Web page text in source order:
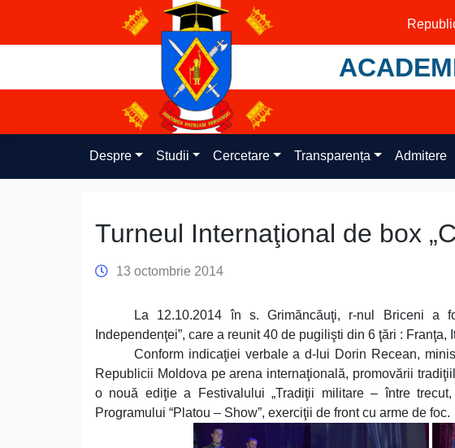
content
Despre Studii Cercetare Transparența Admitere
Turneul Internaţional de box
13 octombrie 2014
La 12.10.2014 în s. Grimăncăuţi, r-nul Briceni a
Independenţei”, care a reunit 40 de pugilişti din 6 ţări :
Conform indicaţiei verbale a d-lui Dorin Recean,
Republicii Moldova pe arena internaţională, promovării
o nouă ediţie a Festivalului „Tradiţii militare – între
Programului “Platou – Show”, exerciţii de front cu arme de foc.